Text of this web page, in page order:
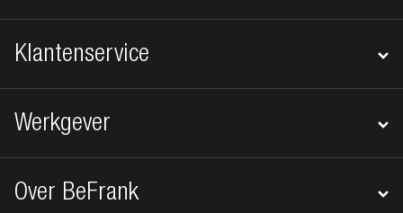
Klantenservice
Werkgever
Over BeFrank